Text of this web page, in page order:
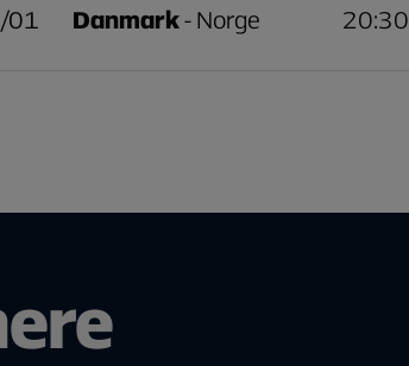
01 Danmark- Norge 20:30